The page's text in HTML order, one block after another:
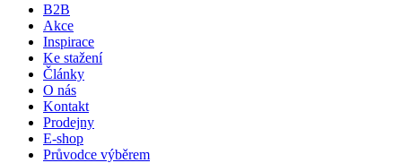
B2B
Akce
Inspirace
Ke stažení
Články
O nás
Kontakt
Prodejny
E-shop
Průvodce výběrem